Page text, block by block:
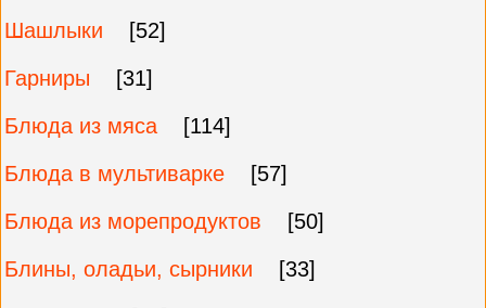
Шашлыки
[52]
Гарниры
[31]
Блюда из мяса
[114]
Блюда в мультиварке
[57]
Блюда из морепродуктов
[50]
Блины, оладьи, сырники
[33]